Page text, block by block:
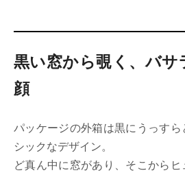
黒い窓から覗く、バサ
顔
パッケージの外箱は黒にうっす
シックなデザイン。
ど真ん中に窓があり、そこから